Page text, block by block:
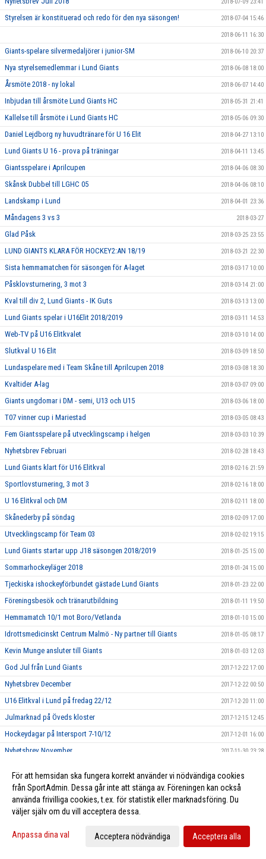
Styrelsen är konstituerad och redo för den nya säsongen! 2018-07-04 15:46
2018-06-11 16:30
Giants-spelare silvermedaljörer i junior-SM 2018-06-10 20:37
Nya styrelsemedlemmar i Lund Giants 2018-06-08 18:00
Årsmöte 2018 - ny lokal 2018-06-07 14:40
Inbjudan till årsmöte Lund Giants HC 2018-05-31 21:41
Kallelse till årsmöte i Lund Giants HC 2018-05-06 09:30
Daniel Lejdborg ny huvudtränare för U 16 Elit 2018-04-27 13:10
Lund Giants U 16 - prova på träningar 2018-04-11 13:45
Giantsspelare i Aprilcupen 2018-04-06 08:30
Skånsk Dubbel till LGHC 05 2018-04-06 08:10
Landskamp i Lund 2018-04-01 23:36
Måndagens 3 vs 3 2018-03-27
Glad Påsk 2018-03-25 23:55
LUND GIANTS KLARA FÖR HOCKEY2:AN 18/19 2018-03-21 22:30
Sista hemmamatchen för säsongen för A-laget 2018-03-17 10:00
Påsklovsturnering, 3 mot 3 2018-03-14 21:00
Kval till div 2, Lund Giants - IK Guts 2018-03-13 13:00
Lund Giants spelar i U16Elit 2018/2019 2018-03-11 14:53
Web-TV på U16 Elitkvalet 2018-03-10 14:00
Slutkval U 16 Elit 2018-03-09 18:50
Lundaspelare med i Team Skåne till Aprilcupen 2018 2018-03-08 18:30
Kvaltider A-lag 2018-03-07 09:00
Giants ungdomar i DM - semi, U13 och U15 2018-03-06 18:00
T07 vinner cup i Mariestad 2018-03-05 08:43
Fem Giantsspelare på utvecklingscamp i helgen 2018-03-03 10:39
Nyhetsbrev Februari 2018-02-28 18:43
Lund Giants klart för U16 Elitkval 2018-02-16 21:59
Sportlovsturnering, 3 mot 3 2018-02-16 18:00
U 16 Elitkval och DM 2018-02-11 18:00
Skånederby på söndag 2018-02-09 17:00
Utvecklingscamp för Team 03 2018-02-02 19:15
Lund Giants startar upp J18 säsongen 2018/2019 2018-01-25 15:00
Sommarhockeyläger 2018 2018-01-24 15:00
Tjeckiska ishockeyförbundet gästade Lund Giants 2018-01-23 22:00
Föreningsbesök och tränarutbildning 2018-01-11 19:50
Hemmamatch 10/1 mot Boro/Vetlanda 2018-01-10 15:00
Idrottsmedicinskt Centrum Malmö - Ny partner till Giants 2018-01-05 08:17
Kevin Munge ansluter till Giants 2018-01-03 12:03
God Jul från Lund Giants 2017-12-22 17:00
Nyhetsbrev December 2017-12-22 00:50
U16 Elitkval i Lund på fredag 22/12 2017-12-20 11:00
Julmarknad på Öveds kloster 2017-12-15 12:45
Hockeydagar på Intersport 7-10/12 2017-12-01 16:00
Nyhetsbrev November 2017-11-30 23:28
Lundaspelare i Tv pucken 2017 2017-11-01 16:15
Nyhetsbrev Oktober 2017-10-31 21:02
Höstlov i ishallen
Giantsvatten i kiosken 2017-10-23 19:58
För att hemsidan ska fungera korrekt använder vi nödvändiga cookies
från SportAdmin. Dessa går inte att stänga av. Föreningen kan också
använda frivilliga cookies, t.ex. för statistik eller marknadsföring. Du
väljer själv om du vill acceptera dessa.
Anpassa dina val Acceptera nödvändiga Acceptera alla